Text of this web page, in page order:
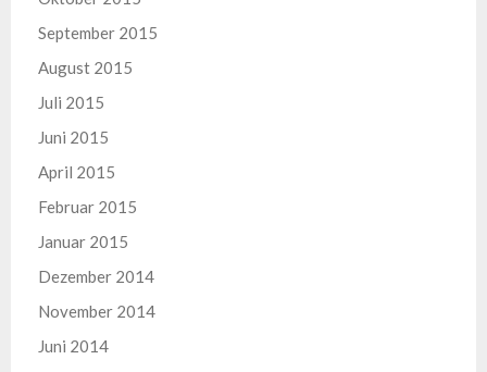
September 2015
August 2015
Juli 2015
Juni 2015
April 2015
Februar 2015
Januar 2015
Dezember 2014
November 2014
Juni 2014